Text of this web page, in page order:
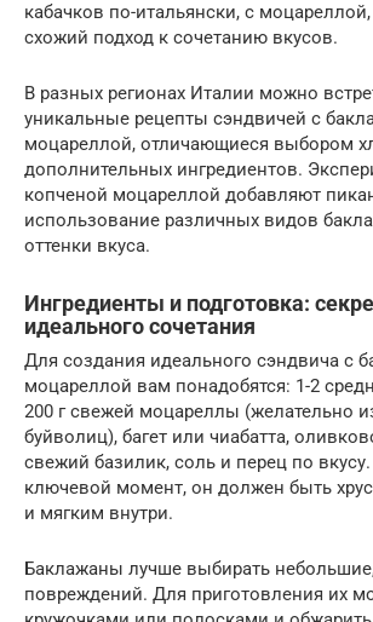
кабачков по-итальянски, с
схожий подход к сочетанию вкусов.
В разных регионах Италии можно
уникальные рецепты сэндвичей с
моцареллой, отличающиеся выбором
дополнительных ингредиентов.
копченой моцареллой добавляют
использование различных видов
оттенки вкуса.
Ингредиенты и подготовка:
идеального сочетания
Для создания идеального сэндвича с
моцареллой вам понадобятся: 1-2
200 г свежей моцареллы (желательно
буйволиц), багет или чиабатта,
свежий базилик, соль и перец по
ключевой момент, он должен быть
и мягким внутри.
Баклажаны лучше выбирать
повреждений. Для приготовления их